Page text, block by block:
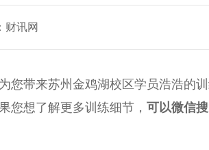
财讯网
您带来苏州金鸡湖校区学员浩浩的
您想了解更多训练细节， 可以微信